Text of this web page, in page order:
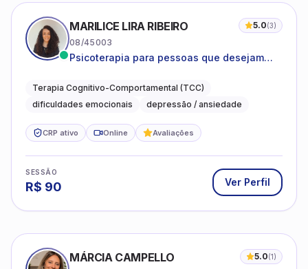
MARILICE LIRA RIBEIRO 5.0(3)
08/45003
Psicoterapia para pessoas que desejam
dificuldades do dia a dia
Terapia Cognitivo-Comportamental (TCC)
dificuldades emocionais
depressão / ansiedade
CRP ativo Online Avaliações
SESSÃO
R$ 90 Ver Perfil
MÁRCIA CAMPELLO 5.0(1)